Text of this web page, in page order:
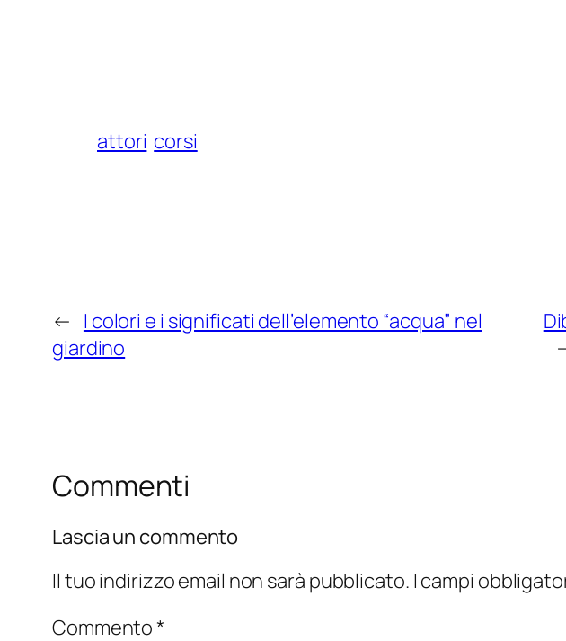
attori corsi
← I colori e i significati dell’elemento “acqua” nel
giardino
Commenti
Lascia un commento
Il tuo indirizzo email non sarà pubblicato. I campi
Commento*